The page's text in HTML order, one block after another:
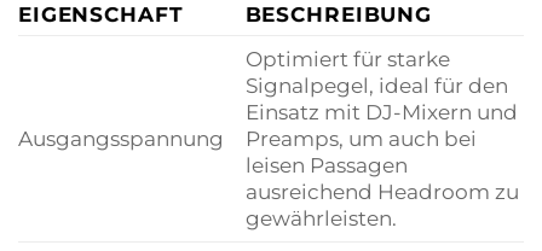
EIGENSCHAFT BESCHREIBUNG
Ausgangsspannung
Optimiert für starke
Signalpegel, ideal für den
Einsatz mit DJ-Mixern und
Preamps, um auch bei
leisen Passagen
ausreichend Headroom zu
gewährleisten.